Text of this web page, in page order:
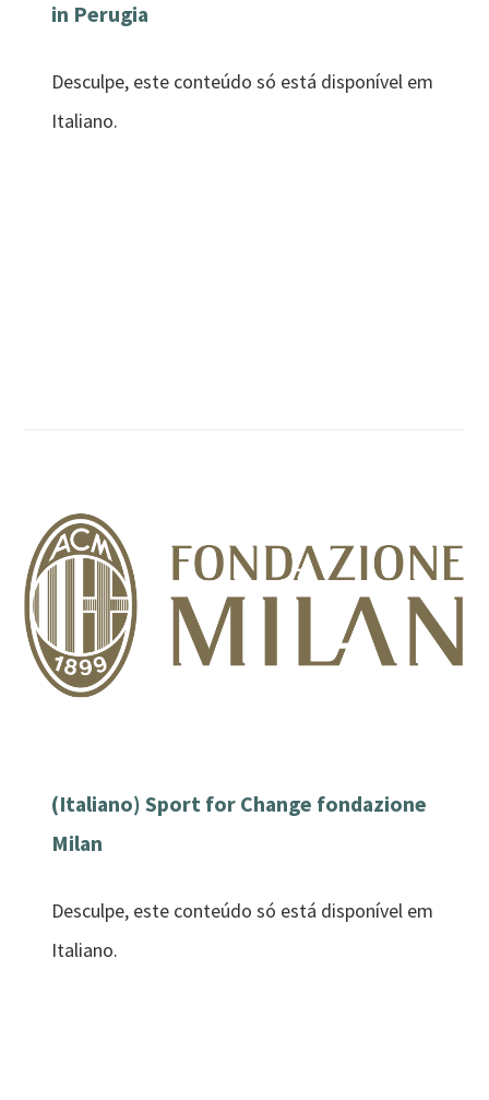
in Perugia
Desculpe, este conteúdo só está disponível em
Italiano.
(Italiano) Sport for Change fondazione
Milan
Desculpe, este conteúdo só está disponível em
Italiano.